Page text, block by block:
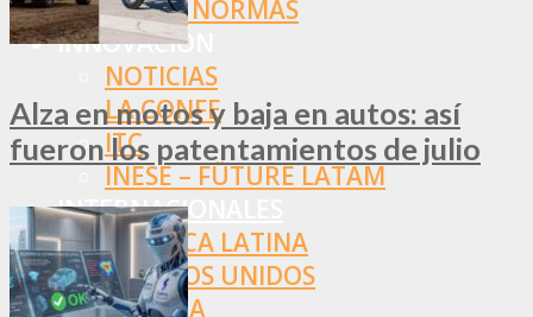
OTRAS NORMAS
INNOVACIÓN
NOTICIAS
LA CONFE
ITC
INESE – FÜTURE LATAM
INTERNACIONALES
AMÉRICA LATINA
ESTADOS UNIDOS
EUROPA
Alza en motos y baja en autos: así
fueron los patentamientos de julio